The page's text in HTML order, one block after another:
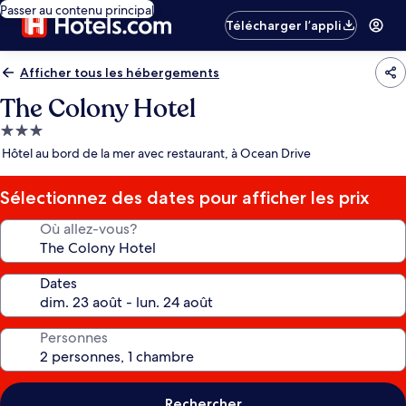
Passer au contenu principal
Télécharger l’appli
Afficher tous les hébergements
The Colony Hotel
Hébergement
3.0 étoiles
Hôtel au bord de la mer avec restaurant, à Ocean Drive
Sélectionnez des dates pour afficher les prix
Où allez-vous?
Dates
Personnes